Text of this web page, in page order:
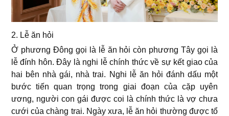
2. Lễ ăn hỏi
Ở phương Đông gọi là lễ ăn hỏi còn phương Tây gọi là
lễ đính hôn. Đây là nghi lễ chính thức về sự kết giao của
hai bên nhà gái, nhà trai. Nghi lễ ăn hỏi đánh dấu một
bước tiến quan trọng trong giai đoạn của cặp uyên
ương, người con gái được coi là chính thức là vợ chưa
cưới của chàng trai. Ngày xưa, lễ ăn hỏi thường được tổ